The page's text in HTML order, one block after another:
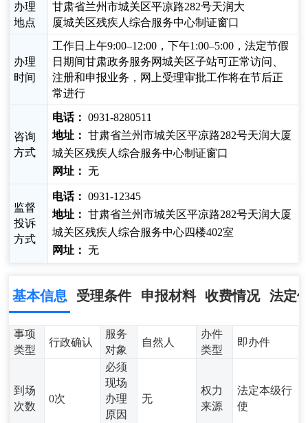
办理
地点
甘肃省兰州市城关区平凉路282号天润大
厦城关区残疾人综合服务中心制证窗口
办理
时间
工作日上午9:00–12:00，下午1:00–5:00，法定节假
日期间甘肃政务服务网城关区子站可正常访问、
注册和申报业务，网上受理审批工作将在节后正
常进行
咨询
方式
电话： 0931-8280511
地址： 甘肃省兰州市城关区平凉路282号天润大厦
城关区残疾人综合服务中心制证窗口
网址： 无
监督
投诉
方式
电话： 0931-12345
地址： 甘肃省兰州市城关区平凉路282号天润大厦
城关区残疾人综合服务中心四楼402室
网址： 无
基本信息 受理条件 申报材料 收费情况 法定
事项
类型
行政确认
服务
对象
自然人
办件
类型
即办件
到场
次数
0次
必须
现场
办理
原因
无
权力
来源
法定本级行
使